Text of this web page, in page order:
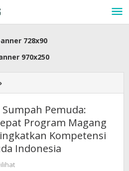
Hari
Pemuda:
Pemerintah
Percepat
Program
Magang
Nasional
Pemuda:
Program Magang
Kompetensi
Indonesia